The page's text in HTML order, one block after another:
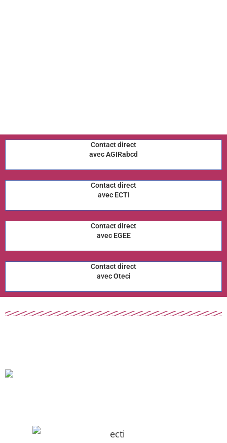
Contact direct
avec AGIRabcd
Contact direct
avec ECTI
Contact direct
avec EGEE
Contact direct
avec Oteci